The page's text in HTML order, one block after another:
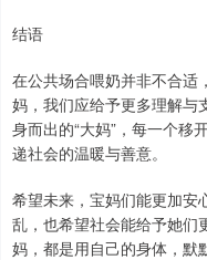
结语
在公共场合喂奶并非不合适
妈，我们应给予更多理解与
身而出的“大妈”，每一个移
递社会的温暖与善意。
希望未来，宝妈们能更加安
乱，也希望社会能给予她们
妈，都是用自己的身体，默